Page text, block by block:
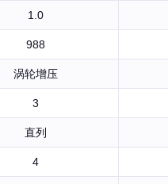
1.0
988
涡轮增压
3
直列
4